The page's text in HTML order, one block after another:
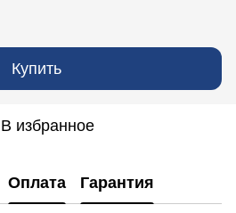
Купить
В избранное
Оплата Гарантия